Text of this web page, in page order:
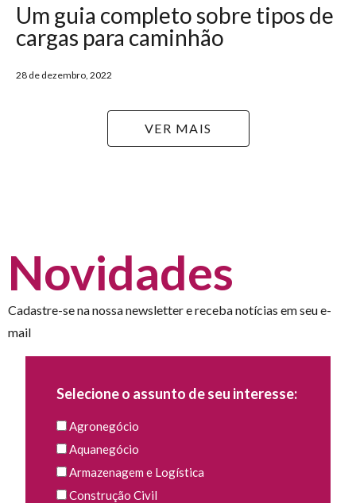
Um guia completo sobre tipos de
cargas para caminhão
28 de dezembro, 2022
VER MAIS
Novidades
Cadastre-se na nossa newsletter e receba notícias em seu e-
mail
Selecione o assunto de seu interesse:
Agronegócio
Aquanegócio
Armazenagem e Logística
Construção Civil